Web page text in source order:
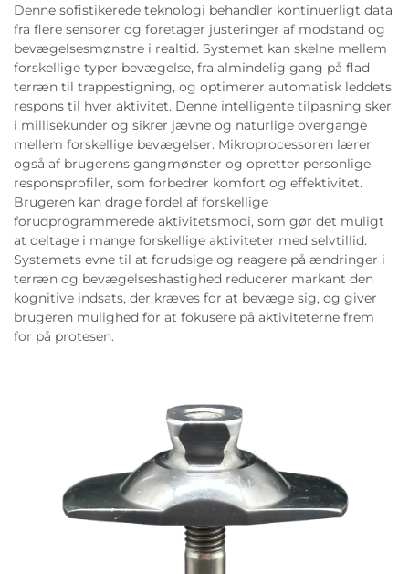
Denne sofistikerede teknologi behandler kontinuerligt data
fra flere sensorer og foretager justeringer af modstand og
bevægelsesmønstre i realtid. Systemet kan skelne mellem
forskellige typer bevægelse, fra almindelig gang på flad
terræn til trappestigning, og optimerer automatisk leddets
respons til hver aktivitet. Denne intelligente tilpasning sker
i millisekunder og sikrer jævne og naturlige overgange
mellem forskellige bevægelser. Mikroprocessoren lærer
også af brugerens gangmønster og opretter personlige
responsprofiler, som forbedrer komfort og effektivitet.
Brugeren kan drage fordel af forskellige
forudprogrammerede aktivitetsmodi, som gør det muligt
at deltage i mange forskellige aktiviteter med selvtillid.
Systemets evne til at forudsige og reagere på ændringer i
terræn og bevægelseshastighed reducerer markant den
kognitive indsats, der kræves for at bevæge sig, og giver
brugeren mulighed for at fokusere på aktiviteterne frem
for på protesen.